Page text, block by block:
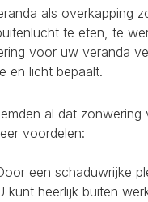
als overkapping
te eten, te
voor uw veranda
en licht bepaalt.
al dat
voordelen:
een schaduwrijke
kunt heerlijk buiten